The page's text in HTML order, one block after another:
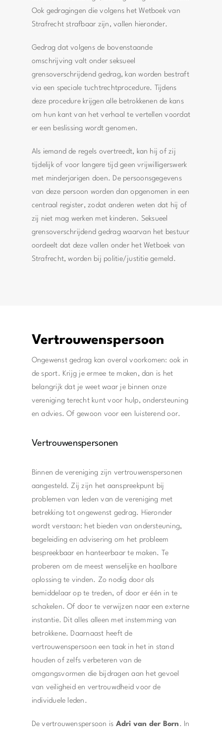
Ook gedragingen die volgens het Wetboek van
Strafrecht strafbaar zijn, vallen hieronder.
Gedrag dat volgens de bovenstaande
omschrijving valt onder seksueel
grensoverschrijdend gedrag, kan worden bestraft
via een speciale tuchtrechtprocedure. Tijdens
deze procedure krijgen alle betrokkenen de kans
om hun kant van het verhaal te vertellen voordat
er een beslissing wordt genomen.
Als iemand de regels overtreedt, kan hij of zij
tijdelijk of voor langere tijd geen vrijwilligerswerk
met minderjarigen doen. De persoonsgegevens
van deze persoon worden dan opgenomen in een
centraal register, zodat anderen weten dat hij of
zij niet mag werken met kinderen. Seksueel
grensoverschrijdend gedrag waarvan het bestuur
oordeelt dat deze vallen onder het Wetboek van
Strafrecht, worden bij politie/justitie gemeld.
Vertrouwenspersoon
Ongewenst gedrag kan overal voorkomen: ook in
de sport. Krijg je ermee te maken, dan is het
belangrijk dat je weet waar je binnen onze
vereniging terecht kunt voor hulp, ondersteuning
en advies. Of gewoon voor een luisterend oor.
Vertrouwenspersonen
Binnen de vereniging zijn vertrouwenspersonen
aangesteld. Zij zijn het aanspreekpunt bij
problemen van leden van de vereniging met
betrekking tot ongewenst gedrag. Hieronder
wordt verstaan: het bieden van ondersteuning,
begeleiding en advisering om het probleem
bespreekbaar en hanteerbaar te maken. Te
proberen om de meest wenselijke en haalbare
oplossing te vinden. Zo nodig door als
bemiddelaar op te treden, of door er één in te
schakelen. Of door te verwijzen naar een externe
instantie. Dit alles alleen met instemming van
betrokkene. Daarnaast heeft de
vertrouwenspersoon een taak in het in stand
houden of zelfs verbeteren van de
omgangsvormen die bijdragen aan het gevoel
van veiligheid en vertrouwdheid voor de
individuele leden.
De vertrouwenspersoon is Adri van der Born . In